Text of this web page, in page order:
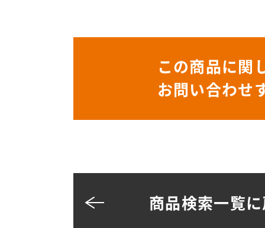
この商品に関
お問い合わせ
商品検索一覧